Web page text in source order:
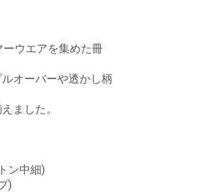
ウエアを集めた冊
オーバーや透かし柄
ました。
ン中細)
)